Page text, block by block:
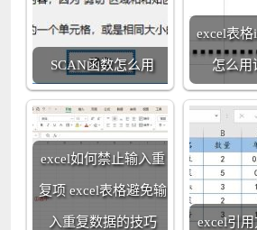
SCAN函数怎么用
excel表
怎么用
excel如何禁止输入重
复项 excel表格避免输
入重复数据的技巧 excel引